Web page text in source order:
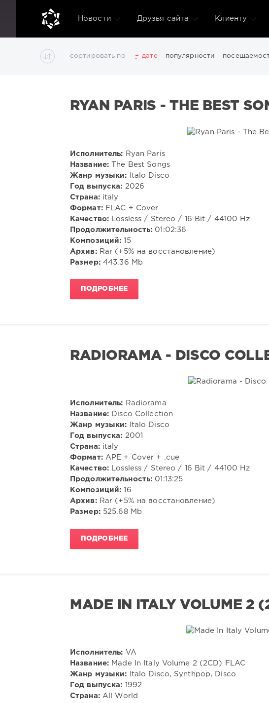
Новости Друзья сайта Клиенту
сортировать по дате популярности
обои на рабочий стол редактор системы создать
RYAN PARIS - THE BEST
Исполнитель: Ryan Paris
Название: The Best Songs
Жанр музыки: Italo Disco
Год выпуска: 2026
Страна:italy
Формат:FLAC + Cover
Качество: Lossless / Stereo / 16 Bit / 44100 Hz
Продолжительность: 01:02:36
Композиций: 15
Архив:Rar (+5% на восстановление)
Размер:443.36 Mb
ПОДРОБНЕЕ
RADIORAMA - DISCO
Исполнитель: Radiorama
Название: Disco Collection
Жанр музыки: Italo Disco
Год выпуска: 2001
Страна:italy
Формат:APE + Cover + .cue
Качество: Lossless / Stereo / 16 Bit / 44100 Hz
Продолжительность: 01:13:25
Композиций: 16
Архив:Rar (+5% на восстановление)
Размер:525.68 Mb
ПОДРОБНЕЕ
MADE IN ITALY VOLUME 2
Исполнитель: VA
Название: Made In Italy Volume 2 (2CD) FLAC
Жанр музыки: Italo Disco, Synthpop, Disco
Год выпуска: 1992
Страна:All World